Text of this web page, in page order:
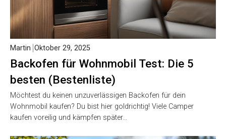
Backofen für Wohnmobil Test: Die 5
besten (Bestenliste)
Martin Oktober 29, 2025
Möchtest du keinen unzuverlässigen Backofen für dein
Wohnmobil kaufen? Du bist hier goldrichtig! Viele Camper
kaufen voreilig und kämpfen später…